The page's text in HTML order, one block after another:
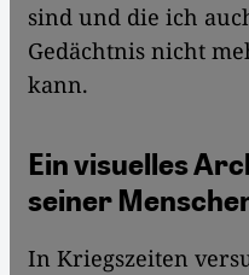
sind und die ich
Gedächtnis nicht
kann.
Ein visuelles
seiner
In Kriegszeiten